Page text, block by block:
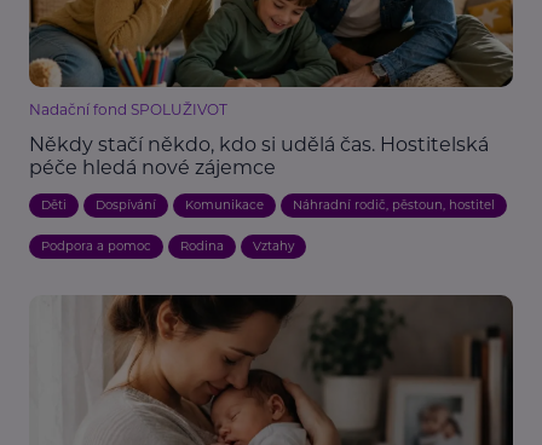
Nadační fond SPOLUŽIVOT
Někdy stačí někdo, kdo si udělá čas. Hostitelská
péče hledá nové zájemce
Děti Dospívání Komunikace Náhradní rodič, pěstoun, hostitel
Podpora a pomoc Rodina Vztahy